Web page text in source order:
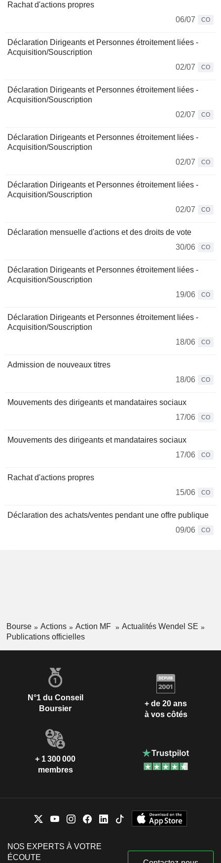
Rachat d'actions propres
06/07
CO
Déclaration Dirigeants et Personnes étroitement liées -
Acquisition/Souscription
02/07
CO
Déclaration Dirigeants et Personnes étroitement liées -
Acquisition/Souscription
02/07
CO
Déclaration Dirigeants et Personnes étroitement liées -
Acquisition/Souscription
02/07
CO
Déclaration Dirigeants et Personnes étroitement liées -
Acquisition/Souscription
02/07
CO
Déclaration mensuelle d'actions et des droits de vote
30/06
CO
Déclaration Dirigeants et Personnes étroitement liées -
Acquisition/Souscription
19/06
CO
Déclaration Dirigeants et Personnes étroitement liées -
Acquisition/Souscription
18/06
CO
Admission de nouveaux titres
18/06
CO
Mouvements des dirigeants et mandataires sociaux
17/06
CO
Mouvements des dirigeants et mandataires sociaux
17/06
CO
Rachat d'actions propres
15/06
CO
Déclaration des achats/ventes pendant une offre publique
09/06
CO
Bourse Actions Action MF
Actualités Wendel SE
Publications officielles
N°1 du Conseil
Boursier
+ de 20 ans
à vos côtés
+ 1 300 000
membres
NOS EXPERTS À VOTRE
ÉCOUTE